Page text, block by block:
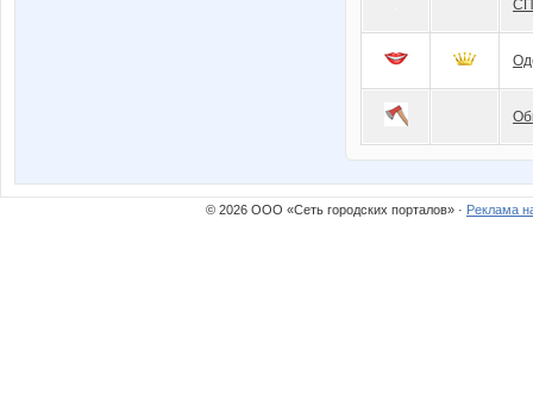
© 2026 ООО «Сеть городских порталов» · Реклама